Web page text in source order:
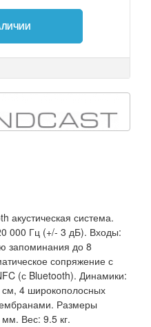
акустическая система.
000 Гц (+/- 3 дБ). Входы:
запоминания до 8
сопряжение с
(с Bluetooth). Динамики:
4 широкополосных
Размеры
Вес: 9.5 кг.